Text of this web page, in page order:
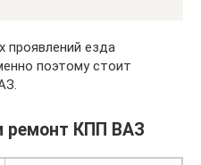
проявлений езда
поэтому стоит
ремонт КПП ВАЗ